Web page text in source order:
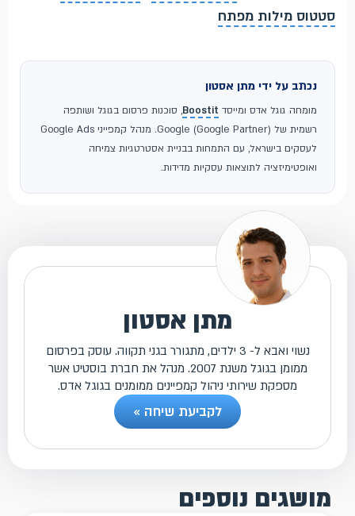
סטטוס מילות מפתח
נכתב על ידי מתן אסטון
מומחה גוגל אדס ומייסד Boostit, סוכנות פרסום בגוגל ושותפה
רשמית של Google (Google Partner). מנהל קמפייני Google Ads
לעסקים בישראל, עם התמחות בבניית אסטרטגיות צמיחה
ואופטימיזציה לתוצאות עסקיות מדידות.
מתן אסטון
נשוי ואבא ל- 3 ילדים, מתגורר בגני תקווה. עוסק בפרסום
ממומן בגוגל משנת 2007. מנהל את חברת בוסטיט אשר
מספקת שירותי ניהול קמפיינים ממומנים בגוגל אדס.
לקביעת שיחה »
מושגים נוספים